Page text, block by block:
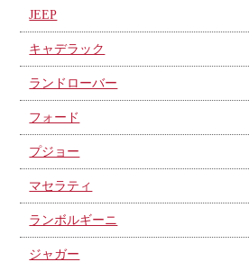
JEEP
キャデラック
ランドローバー
フォード
プジョー
マセラティ
ランボルギーニ
ジャガー